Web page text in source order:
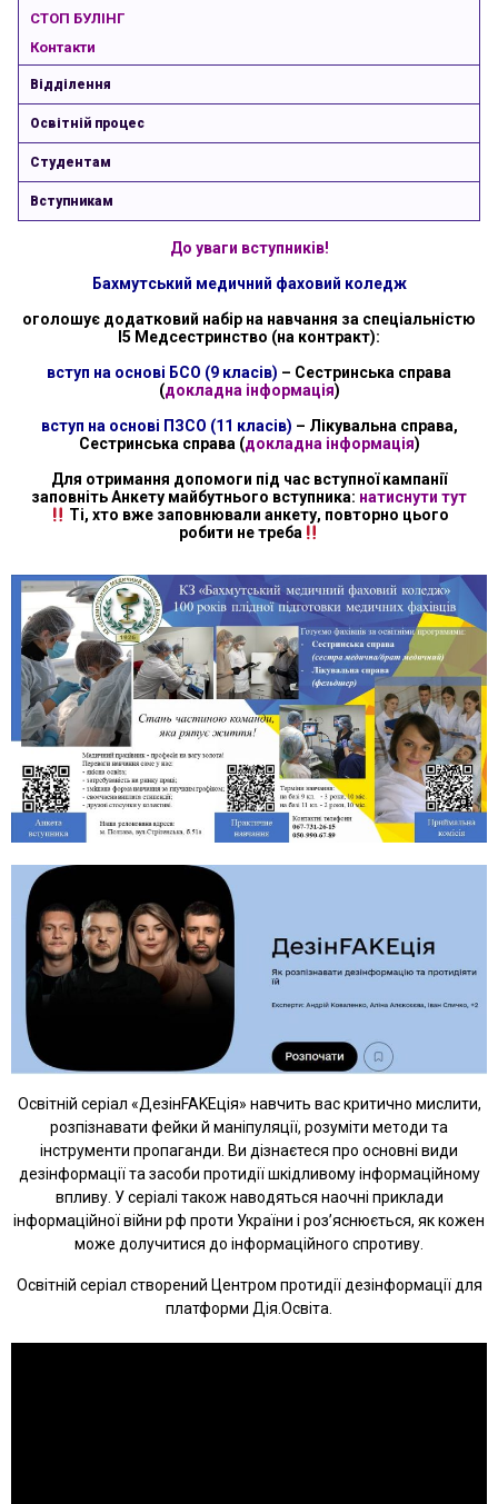
СТОП БУЛІНГ
Контакти
Відділення
Освітній процес
Студентам
Вступникам
До уваги вступників!
Бахмутський медичний фаховий коледж
оголошує додатковий набір на навчання за спеціальністю
І5 Медсестринство (на контракт):
вступ на основі БСО (9 класів) – Сестринська справа
(докладна інформація)
вступ на основі ПЗСО (11 класів) – Лікувальна справа,
Сестринська справа (докладна інформація)
Для отримання допомоги під час вступної кампанії
заповніть Анкету майбутнього вступника: натиснути тут
Ті, хто вже заповнювали анкету, повторно цього
робити не треба
Освітній серіал «ДезінFAKEція» навчить вас критично мислити,
розпізнавати фейки й маніпуляції, розуміти методи та
інструменти пропаганди. Ви дізнаєтеся про основні види
дезінформації та засоби протидії шкідливому інформаційному
впливу. У серіалі також наводяться наочні приклади
інформаційної війни рф проти України і роз’яснюється, як кожен
може долучитися до інформаційного спротиву.
Освітній серіал створений Центром протидії дезінформації для
платформи Дія.Освіта.